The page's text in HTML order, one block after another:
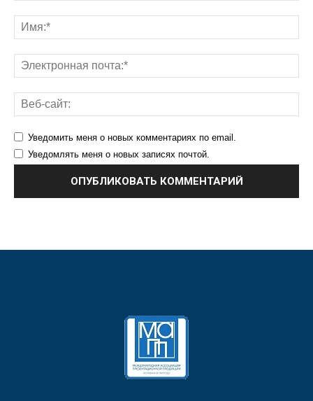
Уведомить меня о новых комментариях по email.
Уведомлять меня о новых записях почтой.